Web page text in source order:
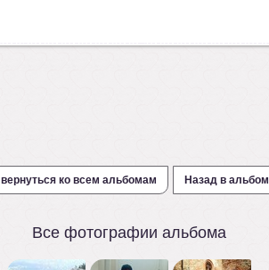
вернуться ко всем альбомам Назад в альбом
Все фотографии альбома